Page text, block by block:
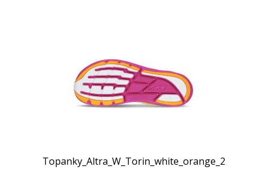
Topanky_Altra_W_Torin_white_orange_2